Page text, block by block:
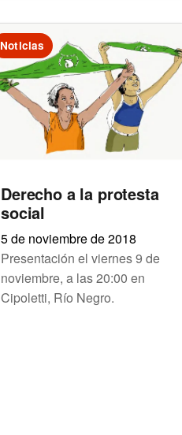
Noticias
Derecho a la protesta
social
5 de noviembre de 2018
Presentación el viernes 9 de
noviembre, a las 20:00 en
Cipoletti, Río Negro.